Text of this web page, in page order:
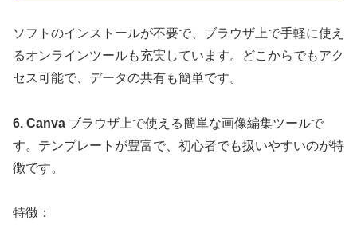
ソフトのインストールが不要で、ブラウザ上で手軽に使え
るオンラインツールも充実しています。どこからでもアク
セス可能で、データの共有も簡単です。
6. Canva ブラウザ上で使える簡単な画像編集ツールで
す。テンプレートが豊富で、初心者でも扱いやすいのが特
徴です。
特徴：